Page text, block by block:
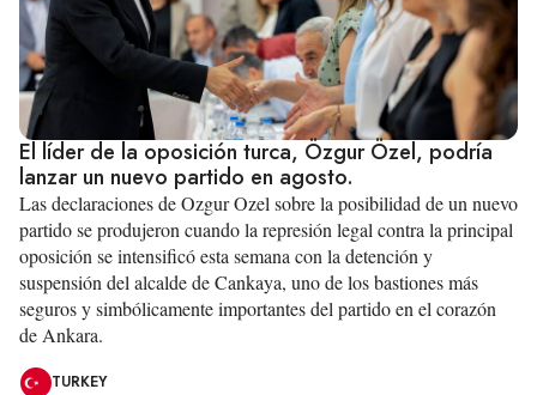
El líder de la oposición turca, Özgur Özel, podría
lanzar un nuevo partido en agosto.
Las declaraciones de Ozgur Ozel sobre la posibilidad de un nuevo
partido se produjeron cuando la represión legal contra la principal
oposición se intensificó esta semana con la detención y
suspensión del alcalde de Cankaya, uno de los bastiones más
seguros y simbólicamente importantes del partido en el corazón
de Ankara.
TURKEY